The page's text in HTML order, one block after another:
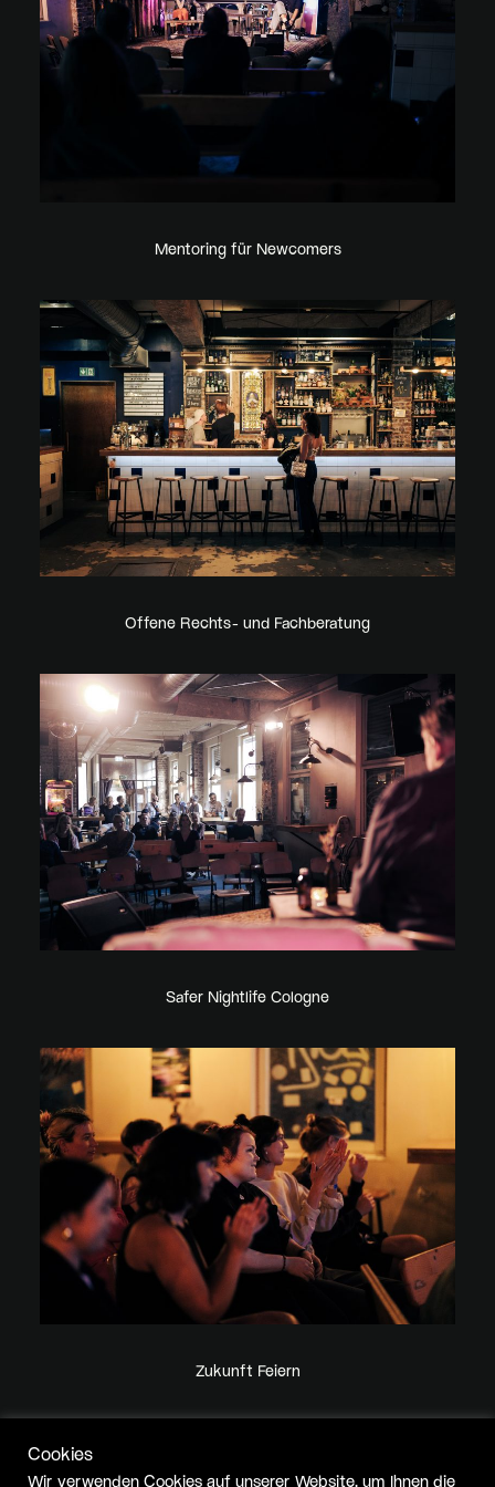
Mentoring für Newcomers
Offene Rechts- und Fachberatung
Safer Nightlife Cologne
Zukunft Feiern
Cookies
Wir verwenden Cookies auf unserer Website, um Ihnen die